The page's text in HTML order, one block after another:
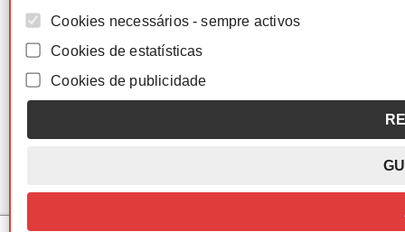
Cookies necessários - sempre activos
Cookies de estatísticas
Cookies de publicidade